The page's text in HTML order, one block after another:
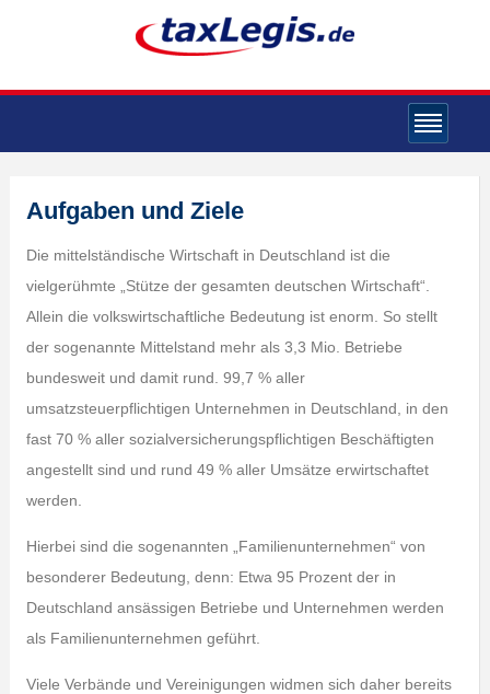
Aufgaben und Ziele
Die mittelständische Wirtschaft in Deutschland ist die
vielgerühmte „Stütze der gesamten deutschen Wirtschaft“.
Allein die volkswirtschaftliche Bedeutung ist enorm. So stellt
der sogenannte Mittelstand mehr als 3,3 Mio. Betriebe
bundesweit und damit rund. 99,7 % aller
umsatzsteuerpflichtigen Unternehmen in Deutschland, in den
fast 70 % aller sozialversicherungspflichtigen Beschäftigten
angestellt sind und rund 49 % aller Umsätze erwirtschaftet
werden.
Hierbei sind die sogenannten „Familienunternehmen“ von
besonderer Bedeutung, denn: Etwa 95 Prozent der in
Deutschland ansässigen Betriebe und Unternehmen werden
als Familienunternehmen geführt.
Viele Verbände und Vereinigungen widmen sich daher bereits